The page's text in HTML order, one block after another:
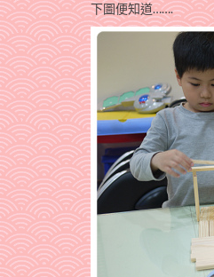
下圖便知道…….